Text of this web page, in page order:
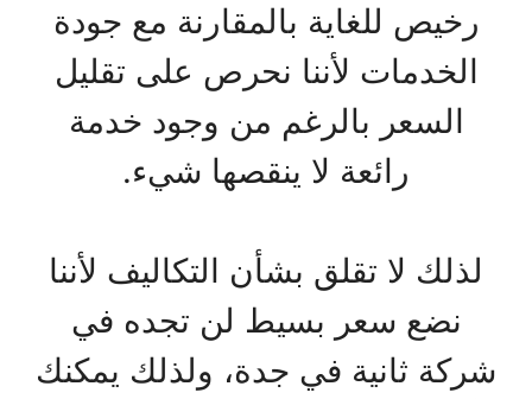
رخيص للغاية بالمقارنة مع جودة
الخدمات لأننا نحرص على تقليل
السعر بالرغم من وجود خدمة
رائعة لا ينقصها شيء.
لذلك لا تقلق بشأن التكاليف لأننا
نضع سعر بسيط لن تجده في
شركة ثانية في جدة، ولذلك يمكنك